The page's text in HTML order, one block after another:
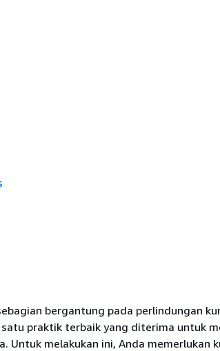
bergantung pada perlindungan
praktik terbaik yang diterima untuk
Untuk melakukan ini, Anda memerlukan